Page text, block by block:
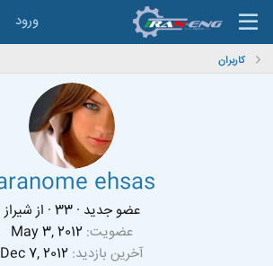
ورود
کاربران
ehsas
عضو جدید ·
33
· ازشیراز
عضویت May 3, 2012
آخرین بازدید Dec 7, 2012